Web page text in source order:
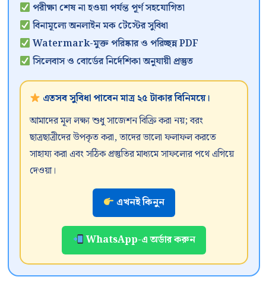
পরীক্ষা শেষ না হওয়া পর্যন্ত পূর্ণ সহযোগিতা
বিনামূল্যে অনলাইন মক টেস্টের সুবিধা
Watermark-মুক্ত পরিষ্কার ও পরিচ্ছন্ন PDF
সিলেবাস ও বোর্ডের নির্দেশিকা অনুযায়ী প্রস্তুত
এতসব সুবিধা পাবেন মাত্র ২৫ টাকার বিনিময়ে।
আমাদের মূল লক্ষ্য শুধু সাজেশন বিক্রি করা নয়; বরং
ছাত্রছাত্রীদের উপকৃত করা, তাদের ভালো ফলাফল করতে
সাহায্য করা এবং সঠিক প্রস্তুতির মাধ্যমে সাফল্যের পথে এগিয়ে
দেওয়া।
এখনই কিনুন
WhatsApp-এ অর্ডার করুন